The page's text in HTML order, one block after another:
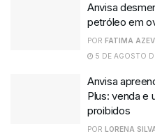
Anvisa
petróleo em
POR FATIMA
5 DE AGOSTO
Anvisa
Plus: venda e
proibidos
POR LORENA